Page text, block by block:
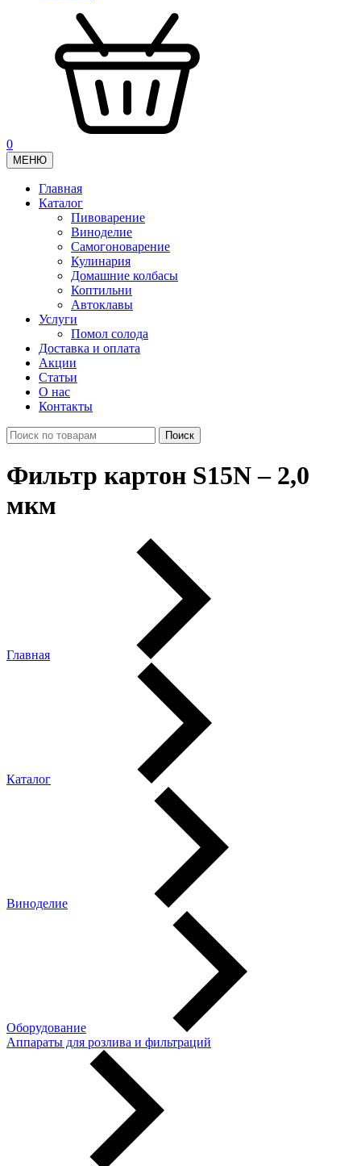
0
МЕНЮ
Главная
Каталог
Пивоварение
Виноделие
Самогоноварение
Кулинария
Домашние колбасы
Коптильни
Автоклавы
Услуги
Помол солода
Доставка и оплата
Акции
Статьи
О нас
Контакты
Фильтр картон S15N – 2,0
мкм
Главная
Каталог
Виноделие
Оборудование
Аппараты для розлива и фильтраций